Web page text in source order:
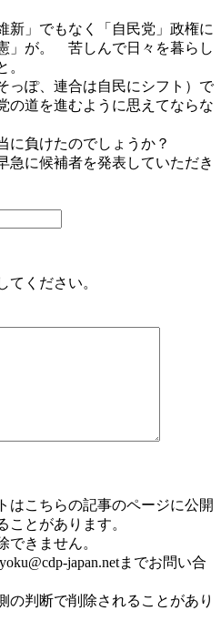
新」でもなく「自民党」政権に
」が。 苦しんで日々を暮らし
。
っぽ、連合は自民にシフト）で
の道を進むように思えてならな
に負けたのでしょうか？
急に候補者を発表していただき
てください。
こちらの記事のページに公開
ことがあります。
きません。
japan.netまでお問い合
判断で削除されることがあり